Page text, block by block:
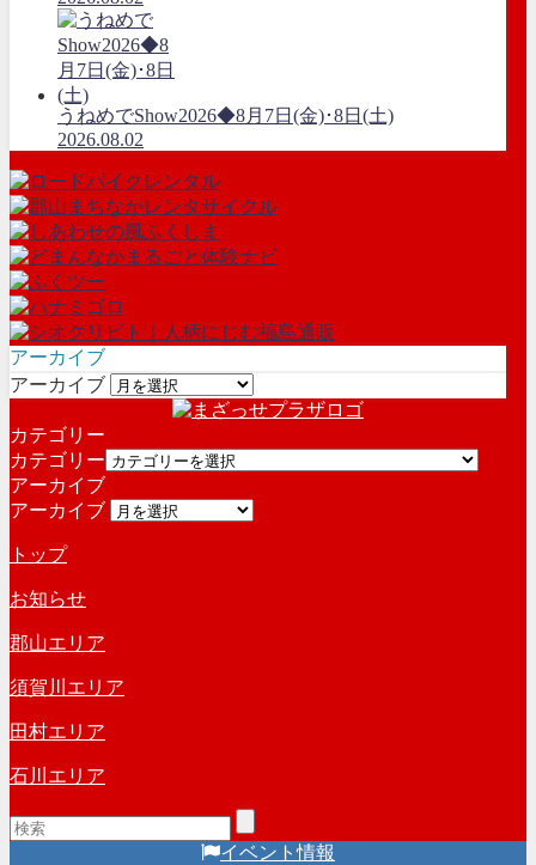
うねめでShow2026◆8月7日(金)･8日(土)
2026.08.02
アーカイブ
アーカイブ
カテゴリー
カテゴリー
アーカイブ
アーカイブ
トップ
お知らせ
郡山エリア
須賀川エリア
田村エリア
石川エリア
イベント情報